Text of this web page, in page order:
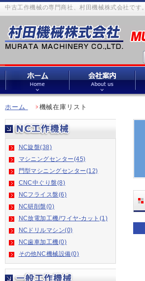
中古工作機械の専門商社、村田機械株式会社です。
ホーム 機械在庫リスト
NC旋盤(38)
マシニングセンター(45)
門型マシニングセンター(12)
CNC中ぐり盤(8)
NCフライス盤(6)
NC研削盤(0)
NC放電加工機/ワイヤ-カット(1)
NCドリルマシン(0)
NC歯車加工機(0)
その他NC機械設備(0)